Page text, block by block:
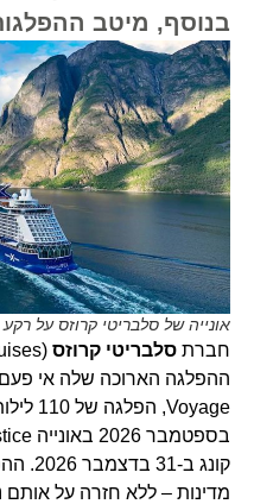
בנוסף, מיטב ההפלגות ב-
אונייה של סלבריטי קרוזס על
חברת סלבריטי קרוזס
מדינות – ללא חזרה על אותם